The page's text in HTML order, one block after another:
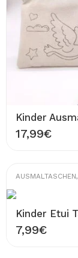
17,99€
AUSMALTASCHEN,
7,99€